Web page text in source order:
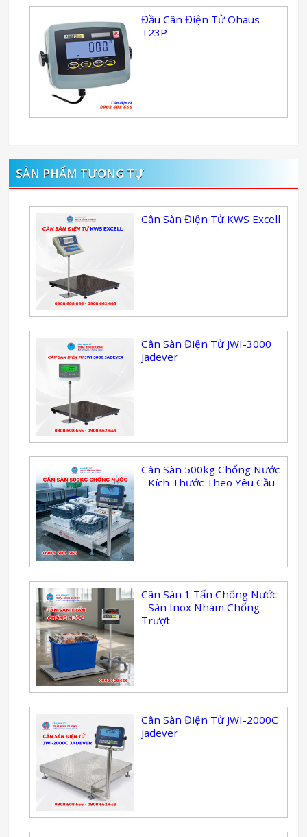
Đầu Cân Điện Tử Ohaus
T23P
SẢN PHẨM TƯƠNG TỰ
Cân Sàn Điện Tử KWS Excell
Cân Sàn Điện Tử JWI-3000
Jadever
Cân Sàn 500kg Chống Nước
- Kích Thước Theo Yêu Cầu
Cân Sàn 1 Tấn Chống Nước
- Sàn Inox Nhám Chống
Trượt
Cân Sàn Điện Tử JWI-2000C
Jadever